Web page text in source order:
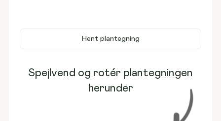
Hent plantegning
Spejlvend og rotér plantegningen
herunder